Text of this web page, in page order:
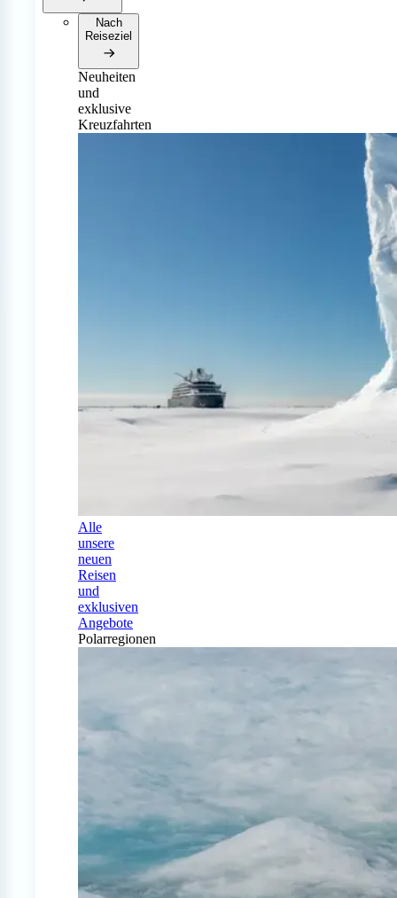
Nach
Reiseziel
Neuheiten
und
exklusive
Kreuzfahrten
Alle
unsere
neuen
Reisen
und
exklusiven
Angebote
Polarregionen